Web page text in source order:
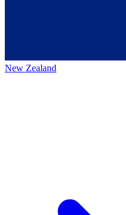
New Zealand